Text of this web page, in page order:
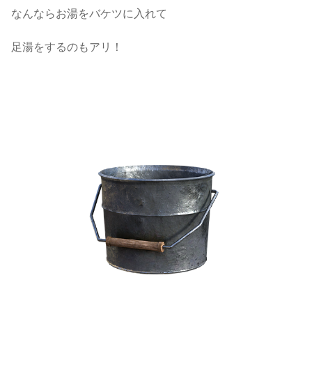
なんならお湯をバケツに入れて
足湯をするのもアリ！